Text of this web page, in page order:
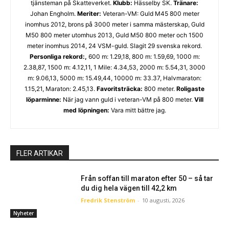
tjänsteman på Skatteverket. Klubb: Hässelby SK. Tränare:
Johan Engholm. Meriter: Veteran-VM: Guld M45 800 meter
inomhus 2012, brons på 3000 meter i samma mästerskap, Guld
M50 800 meter utomhus 2013, Guld M50 800 meter och 1500
meter inomhus 2014, 24 VSM-guld. Slagit 29 svenska rekord.
Personliga rekord:, 600 m: 1.29,18, 800 m: 1.59,69, 1000 m:
2.38,87, 1500 m: 4.12,11, 1 Mile: 4.34,53, 2000 m: 5.54,31, 3000
m: 9.06,13, 5000 m: 15.49,44, 10000 m: 33.37, Halvmaraton:
1.15,21, Maraton: 2.45,13. Favoritsträcka: 800 meter. Roligaste
löparminne: När jag vann guld i veteran-VM på 800 meter. Vill
med löpningen: Vara mitt bättre jag.
FLER ARTIKAR
Nyheter
Från soffan till maraton efter 50 – så tar
du dig hela vägen till 42,2 km
Fredrik Stenström - 10 augusti, 2026